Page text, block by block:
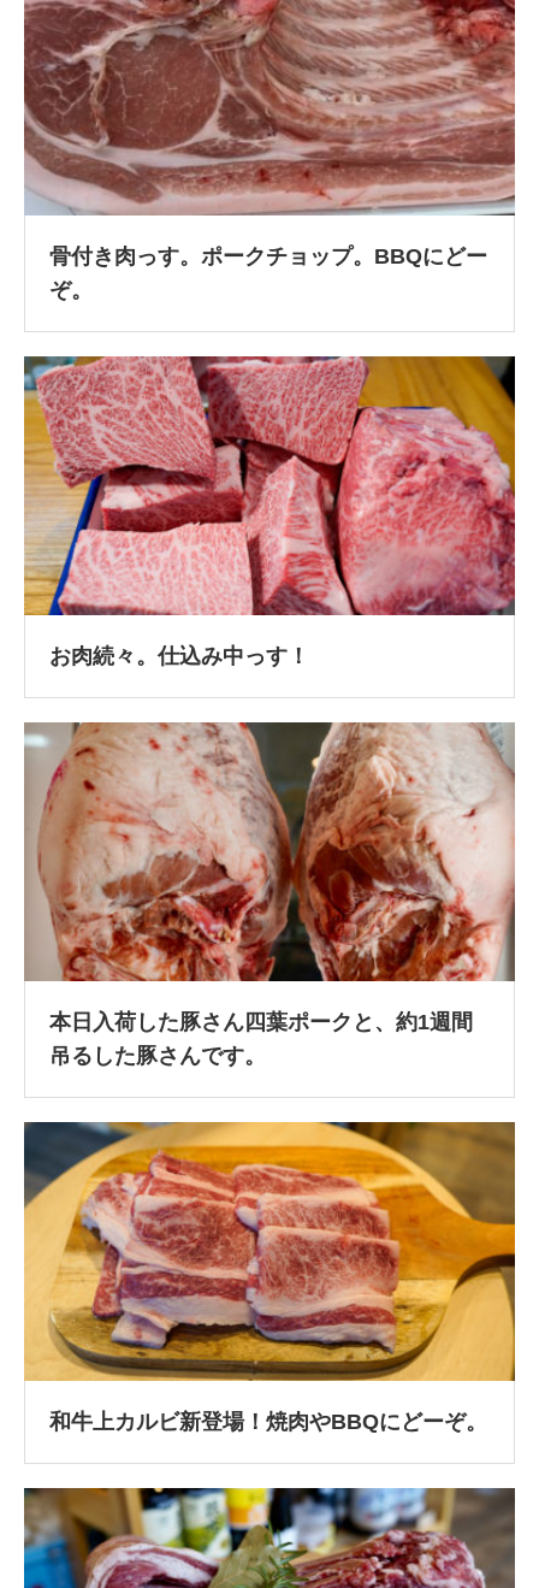
骨付き肉っす。ポークチョップ。BBQにどー
ぞ。
お肉続々。仕込み中っす！
本日入荷した豚さん四葉ポークと、約1週間
吊るした豚さんです。
和牛上カルビ新登場！焼肉やBBQにどーぞ。